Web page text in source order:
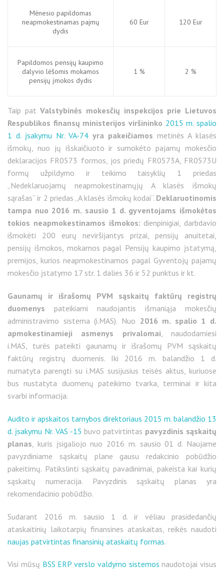
Mėnesio papildomas
neapmokestinamas pajmų
dydis
60 Eur 120 Eur
Papildomos pensijų kaupimo
dalyvio lėšomis mokamos
pensijų įmokos dydis
1 % 2 %
Taip patValstybinės mokesčių inspekcijos prie Lietuvos
Respublikos finansų ministerijos viršininko 2015 m. spalio
1 d. įsakymu Nr. VA-74 yra pakeičiamos metinės A klasės
išmokų, nuo jų išskaičiuoto ir sumokėto pajamų mokesčio
deklaracijos FR0573 formos, jos priedų FR0573A, FR0573U
formų užpildymo ir teikimo taisyklių 1 priedas
„Nedeklaruojamų neapmokestinamųjų A klasės išmokų
sąrašas“ ir 2 priedas „A klasės išmokų kodai“. Deklaruotinomis
tampa nuo 2016 m. sausio 1 d. gyventojams išmokėtos
tokios neapmokestinamos išmokos: dienpinigiai, darbdavio
išmokėti 200 eurų neviršijantys prizai, pensijų anuitetai,
pensijų išmokos, mokamos pagal Pensijų kaupimo įstatymą,
premijos, kurios neapmokestinamos pagal Gyventojų pajamų
mokesčio įstatymo 17 str. 1 dalies 36 ir 52 punktus ir kt.
Gaunamų ir išrašomų PVM sąskaitų faktūrų registrų
duomenys pateikiami naudojantis išmaniąja mokesčių
administravimo sistema (i.MAS). Nuo 2016 m. spalio 1 d.
apmokestinamieji asmenys privalomai , naudodamiesi
i.MAS, turės pateikti gaunamų ir išrašomų PVM sąskaitų
faktūrų registrų duomenis. Iki 2016 m. balandžio 1 d.
numatyta parengti su i.MAS susijusius teisės aktus, kuriuose
bus nustatyta duomenų pateikimo tvarka, terminai ir kita
svarbi informacija.
Audito ir apskaitos tarnybos direktoriaus 2015 m. balandžio 13
d. įsakymu Nr. VAS -15 buvo patvirtintas pavyzdinis sąskaitų
planas , kuris įsigaliojo nuo 2016 m. sausio 01 d. Naujame
pavyzdiniame sąskaitų plane gausu redakcinio pobūdžio
pakeitimų. Patikslinti sąskaitų pavadinimai, pakeista kai kurių
sąskaitų numeracija. Pavyzdinis sąskaitų planas yra
rekomendacinio pobūdžio.
Sudarant 2016 m. sausio 1 d. ir vėliau prasidedančių
ataskaitinių laikotarpių finansines ataskaitas, reikės naudoti
naujas patvirtintas finansinių ataskaitų formas.
Visi mūsų BSS ERP verslo valdymo sistemos naudotojai visus